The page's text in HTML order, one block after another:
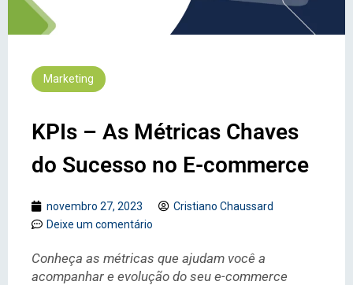
Marketing
KPIs – As Métricas Chaves
do Sucesso no E-commerce
novembro 27, 2023
Cristiano Chaussard
Deixe um comentário
Conheça as métricas que ajudam você a
acompanhar e evolução do seu e-commerce